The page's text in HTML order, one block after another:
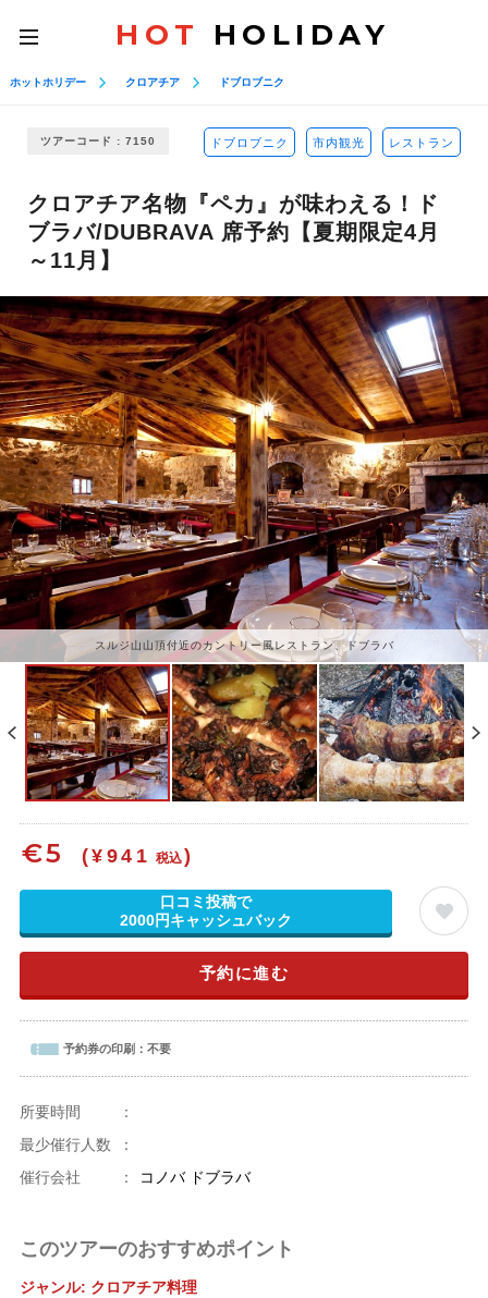
toggle
navigation
HOT HOLIDAY
ホットホリデー クロアチア ドブロブニク
ツアーコード : 7150 ドブロブニク 市内観光 レストラン
クロアチア名物『ペカ』が味わえる！ド
ブラバ/DUBRAVA 席予約【夏期限定4月
～11月】
スルジ山山頂付近のカントリー風レストラン、ドブラバ
€5 (¥941 税込)
口コミ投稿で
2000円キャッシュバック
予約に進む
予約券の印刷： 不要
所要時間
：
最少催行人数
：
催行会社
： コノバ ドブラバ
このツアーのおすすめポイント
ジャンル: クロアチア料理